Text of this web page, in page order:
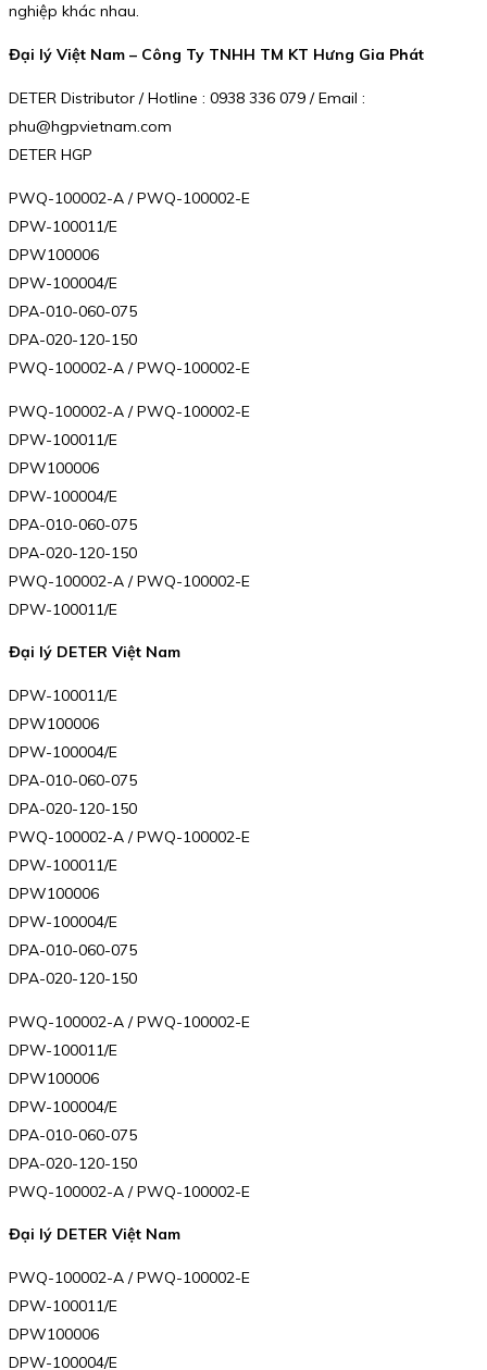
nghiệp khác nhau.
Đại lý Việt Nam – Công Ty TNHH TM KT Hưng Gia Phát
DETER Distributor / Hotline : 0938 336 079 / Email :
phu@hgpvietnam.com
DETER HGP
PWQ-100002-A / PWQ-100002-E
DPW-100011/E
DPW100006
DPW-100004/E
DPA-010-060-075
DPA-020-120-150
PWQ-100002-A / PWQ-100002-E
PWQ-100002-A / PWQ-100002-E
DPW-100011/E
DPW100006
DPW-100004/E
DPA-010-060-075
DPA-020-120-150
PWQ-100002-A / PWQ-100002-E
DPW-100011/E
Đại lý DETER Việt Nam
DPW-100011/E
DPW100006
DPW-100004/E
DPA-010-060-075
DPA-020-120-150
PWQ-100002-A / PWQ-100002-E
DPW-100011/E
DPW100006
DPW-100004/E
DPA-010-060-075
DPA-020-120-150
PWQ-100002-A / PWQ-100002-E
DPW-100011/E
DPW100006
DPW-100004/E
DPA-010-060-075
DPA-020-120-150
PWQ-100002-A / PWQ-100002-E
Đại lý DETER Việt Nam
PWQ-100002-A / PWQ-100002-E
DPW-100011/E
DPW100006
DPW-100004/E